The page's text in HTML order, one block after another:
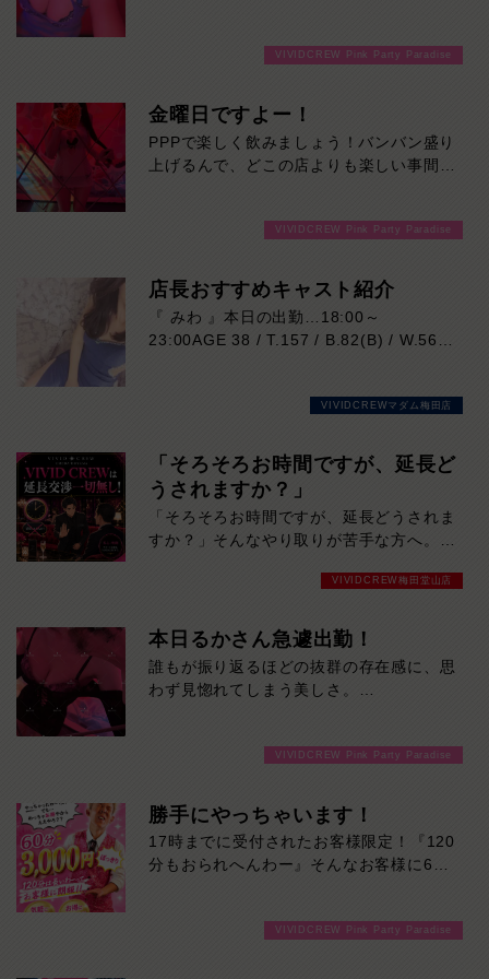
間を心ゆくまでご堪能ください！本日の出
勤…09:00～18:00
VIVIDCREW Pink Party Paradise
金曜日ですよー！
PPPで楽しく飲みましょう！バンバン盛り
上げるんで、どこの店よりも楽しい事間違
VIVIDCREW Pink Party Paradise
店長おすすめキャスト紹介
『 みわ 』本日の出勤…18:00～
23:00AGE 38 / T.157 / B.82(B) / W.56 /
性。凛とした美しさがありながら、実際は
地よさも兼ね備えています。細やかな気配
りや穏やかな雰囲気はまさに癒しそのも
の。お仕事は未経験だからこその初々しさ
も、今しか味わえない特別な魅力です。会
話の引き出しも豊富。飾らない笑顔と包み
込むような優しさに、気づけば心を奪われ
ること間違いなし。大人の余裕と親しみや
ただきたい注目の女性です。
VIVIDCREWマダム梅田店
「そろそろお時間ですが、延長ど
うされますか？」
「そろそろお時間ですが、延長どうされま
すか？」そんなやり取りが苦手な方へ。
交渉は一切ありません。「断りづらい…」
「気づいたら予算オーバーしていた…」そ
んな心配をせず、決めた時間・予算の中で
気楽に楽しめます。余計な駆け引きはな
し。
延長を断る気まずさゼロ。
初めての方にも、安心して遊んでいただけ
ら最後まで気楽に楽しめる。
VIVIDCREW梅田堂山店
本日るかさん急遽出勤！
誰もが振り返るほどの抜群の存在感に、思
わず見惚れてしまう美しさ。
♪初めて会った方でも自然と距離を縮めて
違いなし！当店自慢のS級看板娘です！ぜ
ひ一度、るかさんの魅力を直接体験してみ
てください♪
VIVIDCREW Pink Party Paradise
勝手にやっちゃいます！
17時までに受付されたお客様限定！『120
分もおられへんわー』そんなお客様に60
めるチャンス！たっぷり楽しみたい方は
VIVIDCREW Pink Party Paradise